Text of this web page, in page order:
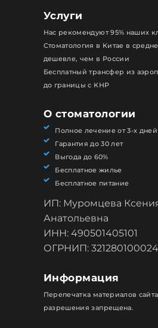
Услуги
Нас рекомендуют 95% наших
Стоматология в Китае в
дешевле, чем в России
Бесплатный трансфер из
до границы с КНР
О стоматологии
Полное лечение от 3-х дней
Гарантия до 30 лет
Выгода до 60%
Бесплатное жилье
Бесплатное питание
ИП: Муромцева
Анатольевна
ИНН: 490501405101
ОГРНИП:
Информация
Перепечатка материалов
разрешения запрещена.